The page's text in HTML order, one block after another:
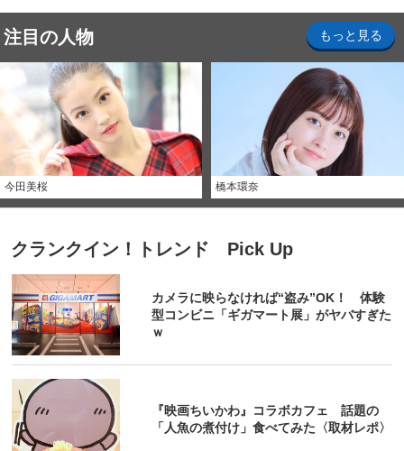
注目の人物 もっと見る
今田美桜 橋本環奈
クランクイン！トレンド Pick Up
カメラに映らなければ“盗み”OK！ 体験
型コンビニ「ギガマート展」がヤバすぎた
ｗ
『映画ちいかわ』コラボカフェ 話題の
「人魚の煮付け」食べてみた〈取材レポ〉